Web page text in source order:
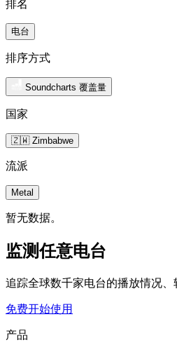
排名
电台
排序方式
Soundcharts 覆盖量
国家
🇿🇼 Zimbabwe
流派
Metal
暂无数据。
监测任意电台
追踪全球数千家电台的播放情况、
免费开始使用
产品